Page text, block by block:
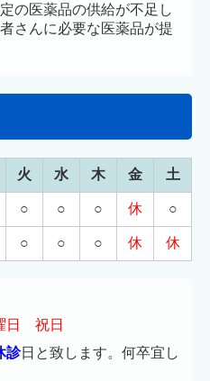
の医薬品の供給が不足し
さんに必要な医薬品が提
火 水 木 金 土
○ ○ ○ 休 ○
○ ○ ○ 休 休
日 祝日
診日と致します。何卒宜し